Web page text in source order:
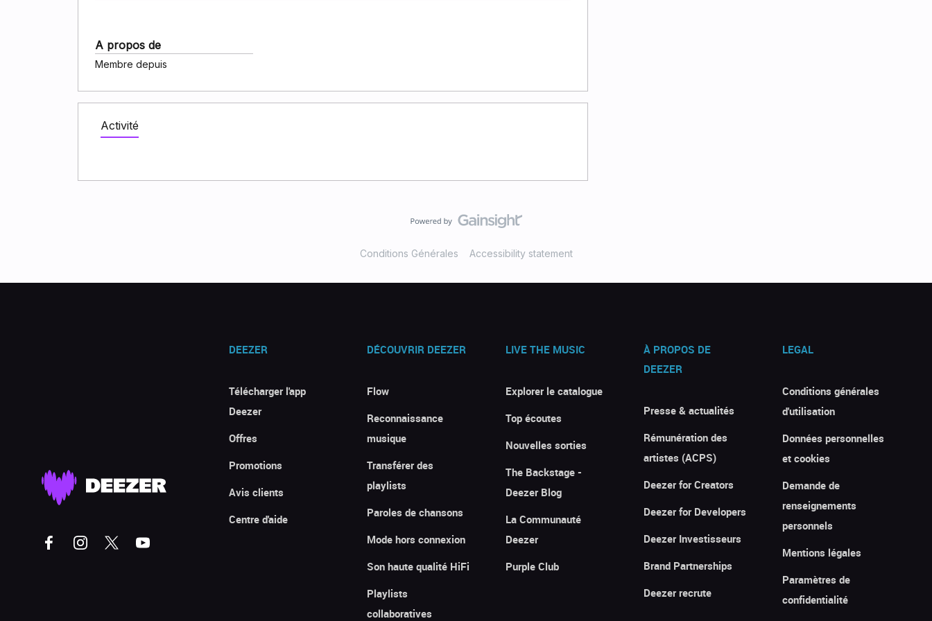
A propos de
Membre depuis
Activité
Conditions Générales Accessibility statement
DEEZER
Télécharger l'app
Deezer
Offres
Promotions
Avis clients
Centre d'aide
DÉCOUVRIR DEEZER
Flow
Reconnaissance
musique
Transférer des
playlists
Paroles de chansons
Mode hors connexion
Son haute qualité HiFi
Playlists
collaboratives
LIVE THE MUSIC
Explorer le catalogue
Top écoutes
Nouvelles sorties
The Backstage -
Deezer Blog
La Communauté
Deezer
Purple Club
À PROPOS DE
DEEZER
Presse & actualités
Rémunération des
artistes (ACPS)
Deezer for Creators
Deezer for Developers
Deezer Investisseurs
Brand Partnerships
Deezer recrute
LEGAL
Conditions générales
d'utilisation
Données personnelles
et cookies
Demande de
renseignements
personnels
Mentions légales
Paramètres de
confidentialité